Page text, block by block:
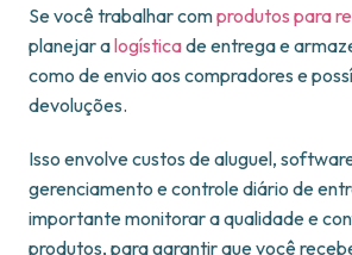
Se você trabalhar comprodutos para
planejar alogísticade entrega e
como de envio aos compradores e
devoluções.
Isso envolve custos de aluguel,
gerenciamento e controle diário de
importante monitorar a qualidade e
produtos, para garantir que você